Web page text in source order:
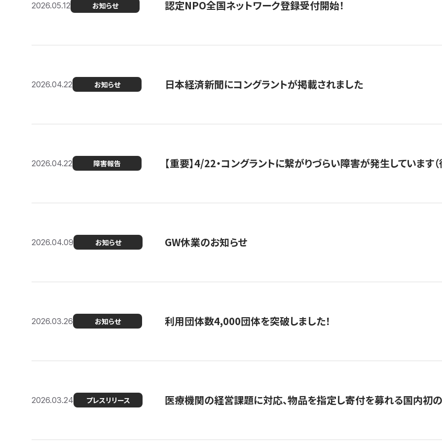
2026.05.12 お知らせ 認定NPO全国ネットワーク登録受付開始！
2026.04.22 お知らせ 日本経済新聞にコングラントが掲載されました
2026.04.22 障害報告 【重要】4/22・コングラントに繋がりづらい障害が発生しています（
2026.04.09 お知らせ GW休業のお知らせ
2026.03.26 お知らせ 利用団体数4,000団体を突破しました！
2026.03.24 プレスリリース 医療機関の経営課題に対応、物品を指定し寄付を募れる国内初の